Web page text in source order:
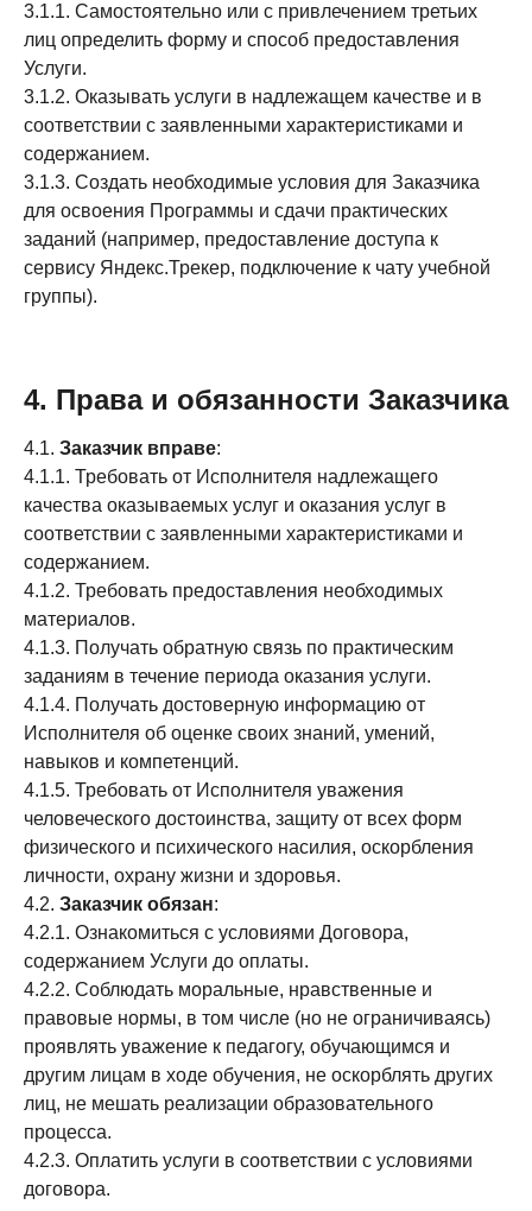
3.1.1. Самостоятельно или с привлечением третьих
лиц определить форму и способ предоставления
Услуги.
3.1.2. Оказывать услуги в надлежащем качестве и в
соответствии с заявленными характеристиками и
содержанием.
3.1.3. Создать необходимые условия для Заказчика
для освоения Программы и сдачи практических
заданий (например, предоставление доступа к
сервису Яндекс.Трекер, подключение к чату учебной
группы).
4. Права и обязанности Заказчика
4.1. Заказчик вправе:
4.1.1. Требовать от Исполнителя надлежащего
качества оказываемых услуг и оказания услуг в
соответствии с заявленными характеристиками и
содержанием.
4.1.2. Требовать предоставления необходимых
материалов.
4.1.3. Получать обратную связь по практическим
заданиям в течение периода оказания услуги.
4.1.4. Получать достоверную информацию от
Исполнителя об оценке своих знаний, умений,
навыков и компетенций.
4.1.5. Требовать от Исполнителя уважения
человеческого достоинства, защиту от всех форм
физического и психического насилия, оскорбления
личности, охрану жизни и здоровья.
4.2. Заказчик обязан:
4.2.1. Ознакомиться с условиями Договора,
содержанием Услуги до оплаты.
4.2.2. Соблюдать моральные, нравственные и
правовые нормы, в том числе (но не ограничиваясь)
проявлять уважение к педагогу, обучающимся и
другим лицам в ходе обучения, не оскорблять других
лиц, не мешать реализации образовательного
процесса.
4.2.3. Оплатить услуги в соответствии с условиями
договора.